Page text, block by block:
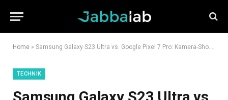
Home » Samsung Galaxy S23 Ultra vs. Google Pixel 7 Pro: Kamera-Showdown
TECHNIK